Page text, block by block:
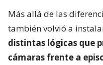
Más allá de las
también volvió a
distintas lógicas que
cámaras frente a